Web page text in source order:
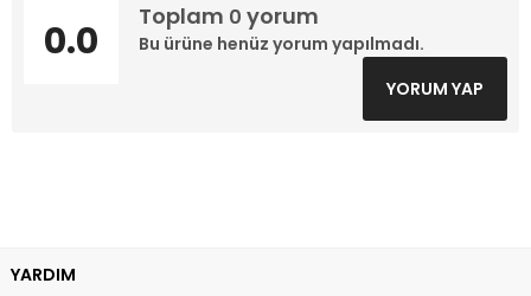
Toplam 0 yorum
Bu ürüne henüz yorum yapılmadı.
0.0
YORUM YAP
YARDIM